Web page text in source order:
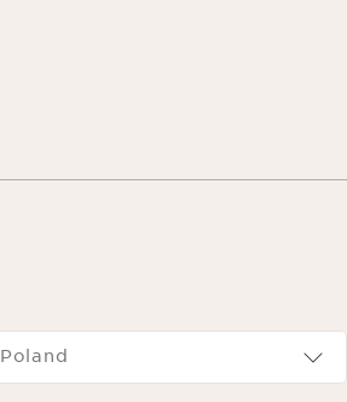
Poland